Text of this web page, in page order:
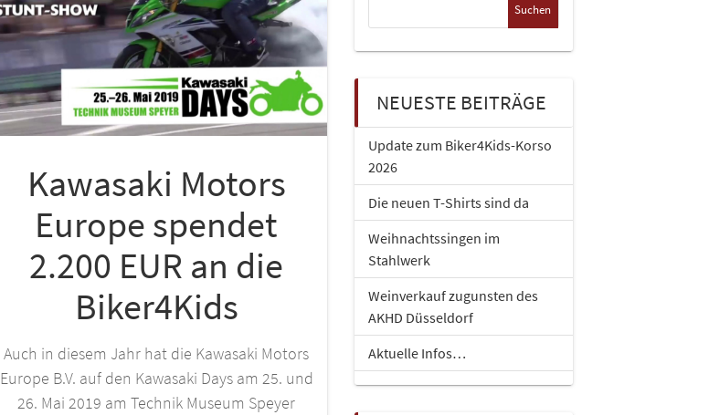
Kawasaki Motors
Europe spendet
2.200 EUR an die
Biker4Kids
Auch in diesem Jahr hat die Kawasaki Motors
Europe B.V. auf den Kawasaki Days am 25. und
26. Mai 2019 am Technik Museum Speyer
NEUESTE BEITRÄGE
Update zum Biker4Kids-Korso
2026
Die neuen T-Shirts sind da
Weihnachtssingen im
Stahlwerk
Weinverkauf zugunsten des
AKHD Düsseldorf
Aktuelle Infos…